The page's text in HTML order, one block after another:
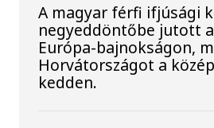
A magyar férfi ifjúsági
negyeddöntőbe jutott
Európa-bajnokságon,
Horvátországot a
kedden.